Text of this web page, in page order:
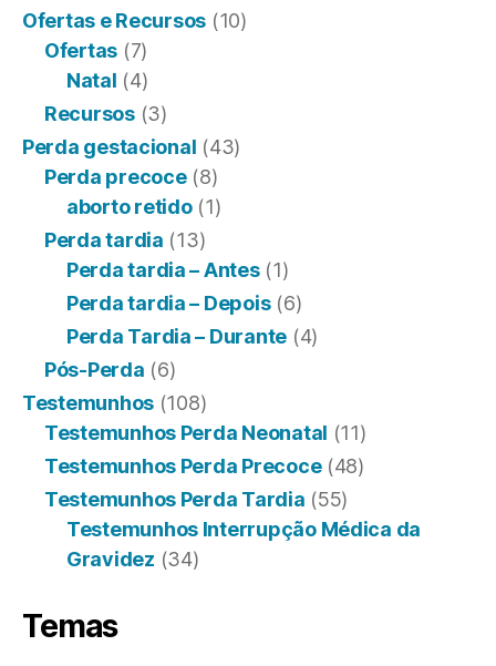
Ofertas e Recursos (10)
Ofertas (7)
Natal (4)
Recursos(3)
Perda gestacional (43)
Perda precoce(8)
aborto retido(1)
Perda tardia (13)
Perda tardia – Antes(1)
Perda tardia – Depois(6)
Perda Tardia – Durante (4)
Pós-Perda (6)
Testemunhos (108)
Testemunhos Perda Neonatal (11)
Testemunhos Perda Precoce(48)
Testemunhos Perda Tardia (55)
Testemunhos Interrupção Médica da
Gravidez (34)
Temas